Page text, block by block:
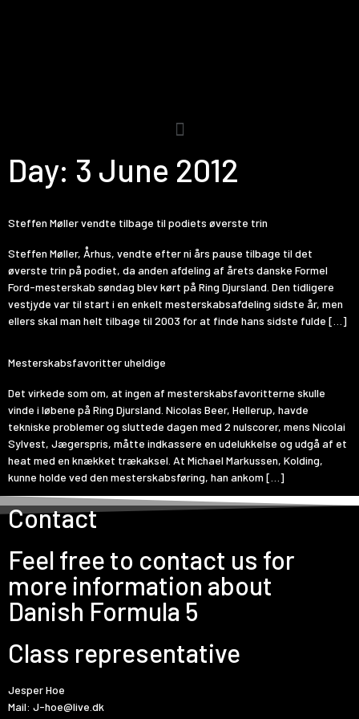
Day: 3 June 2012
Steffen Møller vendte tilbage til podiets øverste trin
Steffen Møller, Århus, vendte efter ni års pause tilbage til det
øverste trin på podiet, da anden afdeling af årets danske Formel
Ford-mesterskab søndag blev kørt på Ring Djursland. Den tidligere
vestjyde var til start i en enkelt mesterskabsafdeling sidste år, men
ellers skal man helt tilbage til 2003 for at finde hans sidste fulde […]
Mesterskabsfavoritter uheldige
Det virkede som om, at ingen af mesterskabsfavoritterne skulle
vinde i løbene på Ring Djursland. Nicolas Beer, Hellerup, havde
tekniske problemer og sluttede dagen med 2 nulscorer, mens Nicolai
Sylvest, Jægerspris, måtte indkassere en udelukkelse og udgå af et
heat med en knækket trækaksel. At Michael Markussen, Kolding,
kunne holde ved den mesterskabsføring, han ankom […]
Contact
Feel free to contact us for
more information about
Danish Formula 5
Class representative
Jesper Hoe
Mail: J-hoe@live.dk